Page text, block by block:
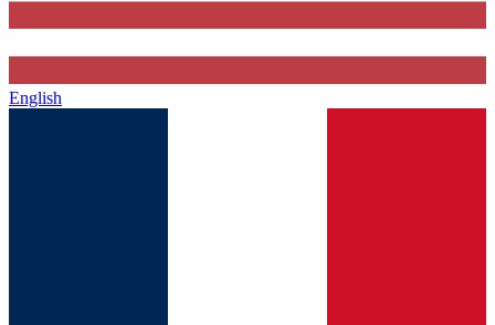
English